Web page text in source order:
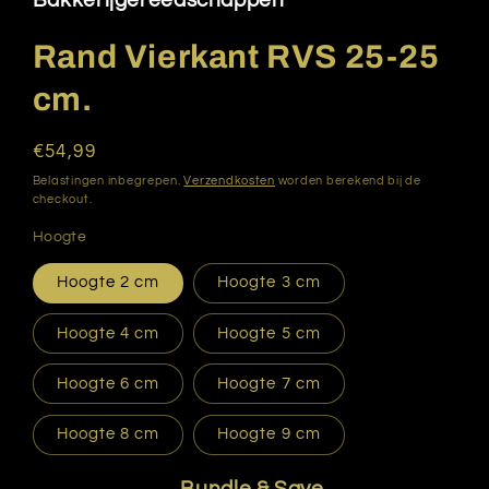
Rand Vierkant RVS 25-25
cm.
Normale
prijs
€54,99
Belastingen inbegrepen.Verzendkosten worden berekend bij de
checkout.
Hoogte
Hoogte 2 cm Hoogte 3 cm
Hoogte 4 cm Hoogte 5 cm
Hoogte 6 cm Hoogte 7 cm
Hoogte 8 cm Hoogte 9 cm